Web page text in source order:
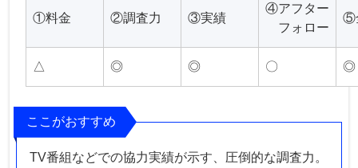
①料金 ②調査力 ③実績
④アフター
フォロー
⑤
△ ◎ ◎ 〇 ◎
ここがおすすめ
TV番組などでの協力実績が示す、圧倒的な調査力。